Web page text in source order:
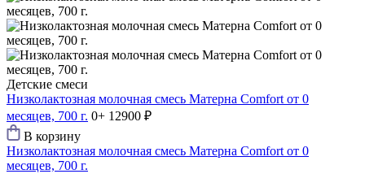
Детские смеси
Низколактозная молочная смесь Матерна Comfort от 0
месяцев, 700 г. 0+ 12900 ₽
В корзину
Низколактозная молочная смесь Матерна Comfort от 0
месяцев, 700 г.